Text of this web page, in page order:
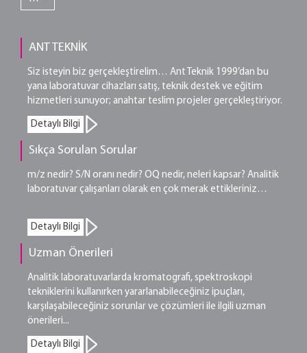
ANT TEKNİK
Siz isteyin biz gerçekleştirelim… Ant Teknik 1999’dan bu
yana laboratuvar cihazları satış, teknik destek ve eğitim
hizmetleri sunuyor; anahtar teslim projeler gerçekleştiriyor.
Detaylı Bilgi
Sıkça Sorulan Sorular
m/z nedir? S/N oranı nedir? OQ nedir, neleri kapsar? Analitik
laboratuvar çalışanları olarak en çok merak ettikleriniz…
Detaylı Bilgi
Uzman Önerileri
Analitik laboratuvarlarda kromatografi, spektroskopi
tekniklerini kullanırken yararlanabileceğiniz ipuçları,
karşılaşabileceğiniz sorunlar ve çözümleri ile ilgili uzman
önerileri...
Detaylı Bilgi